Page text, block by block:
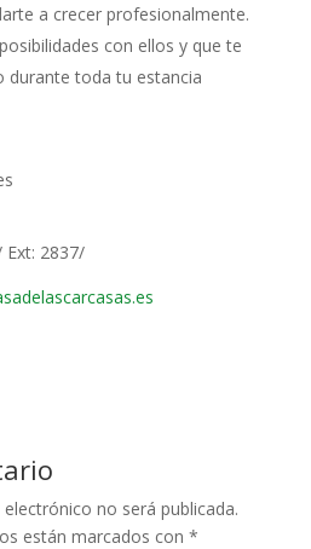
a crecer profesionalmente.
con ellos y que te
durante toda tu estancia
Ext: 2837/
no será publicada.
están marcados con *